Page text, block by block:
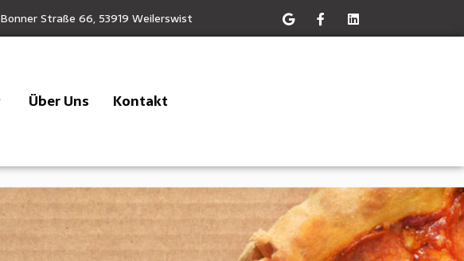
Bonner Straße 66, 53919 Weilerswist
Über Uns Kontakt